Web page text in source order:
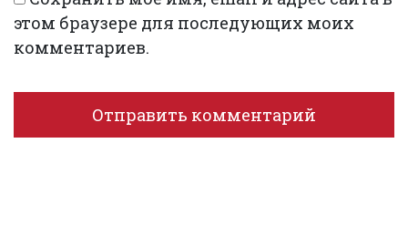
этом браузере для последующих моих
комментариев.